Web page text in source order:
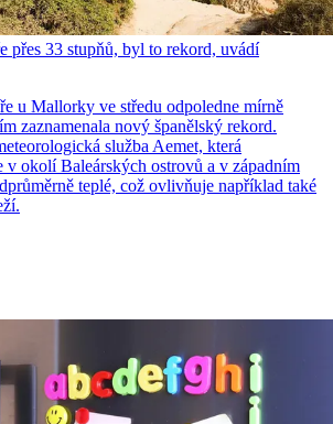
přes 33 stupňů, byl to rekord, uvádí
u Mallorky ve středu odpoledne mírně
zaznamenala nový španělský rekord.
služba Aemet, která
v okolí Baleárských ostrovů a v západním
teplé, což ovlivňuje například také